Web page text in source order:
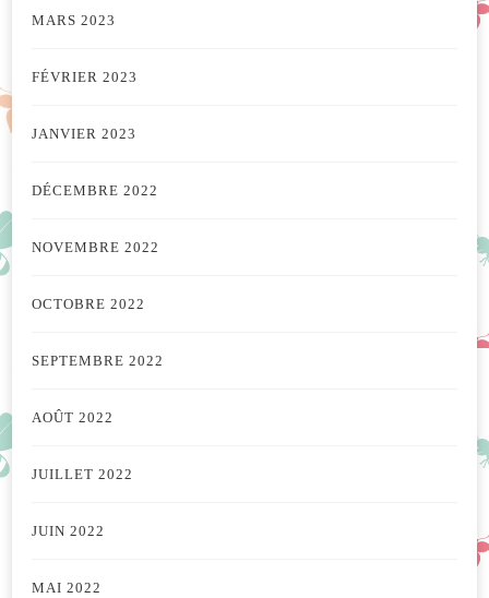
MARS 2023
FÉVRIER 2023
JANVIER 2023
DÉCEMBRE 2022
NOVEMBRE 2022
OCTOBRE 2022
SEPTEMBRE 2022
AOÛT 2022
JUILLET 2022
JUIN 2022
MAI 2022